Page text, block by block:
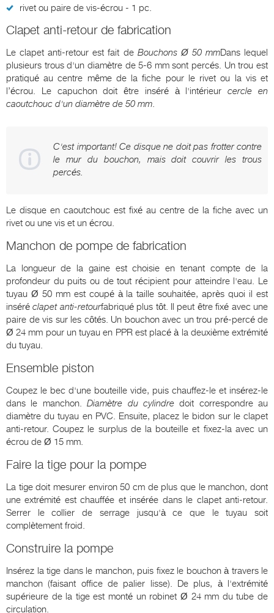
rivet ou paire de vis-écrou - 1 pc.
Clapet anti-retour de fabrication
Le clapet anti-retour est fait de Bouchons Ø 50 mmDans lequel
plusieurs trous d'un diamètre de 5-6 mm sont percés. Un trou est
pratiqué au centre même de la fiche pour le rivet ou la vis et
l’écrou. Le capuchon doit être inséré à l'intérieurcercle en
caoutchouc d'un diamètre de 50 mm.
C'est important! Ce disque ne doit pas frotter contre
le mur du bouchon, mais doit couvrir les trous
percés.
Le disque en caoutchouc est fixé au centre de la fiche avec un
rivet ou une vis et un écrou.
Manchon de pompe de fabrication
La longueur de la gaine est choisie en tenant compte de la
profondeur du puits ou de tout récipient pour atteindre l'eau. Le
tuyau Ø 50 mm est coupé à la taille souhaitée, après quoi il est
inséréclapet anti-retourfabriqué plus tôt. Il peut être fixé avec une
paire de vis sur les côtés. Un bouchon avec un trou pré-percé de
Ø 24 mm pour un tuyau en PPR est placé à la deuxième extrémité
du tuyau.
Ensemble piston
Coupez le bec d'une bouteille vide, puis chauffez-le et insérez-le
dans le manchon.Diamètre du cylindredoit correspondre au
diamètre du tuyau en PVC. Ensuite, placez le bidon sur le clapet
anti-retour. Coupez le surplus de la bouteille et fixez-la avec un
écrou de Ø 15 mm.
Faire la tige pour la pompe
La tige doit mesurer environ 50 cm de plus que le manchon, dont
une extrémité est chauffée et insérée dans le clapet anti-retour.
Serrer le collier de serrage jusqu'à ce que le tuyau soit
complètement froid.
Construire la pompe
Insérez la tige dans le manchon, puis fixez le bouchon à travers le
manchon (faisant office de palier lisse). De plus, à l'extrémité
supérieure de la tige est monté un robinet Ø 24 mm du tube de
circulation.